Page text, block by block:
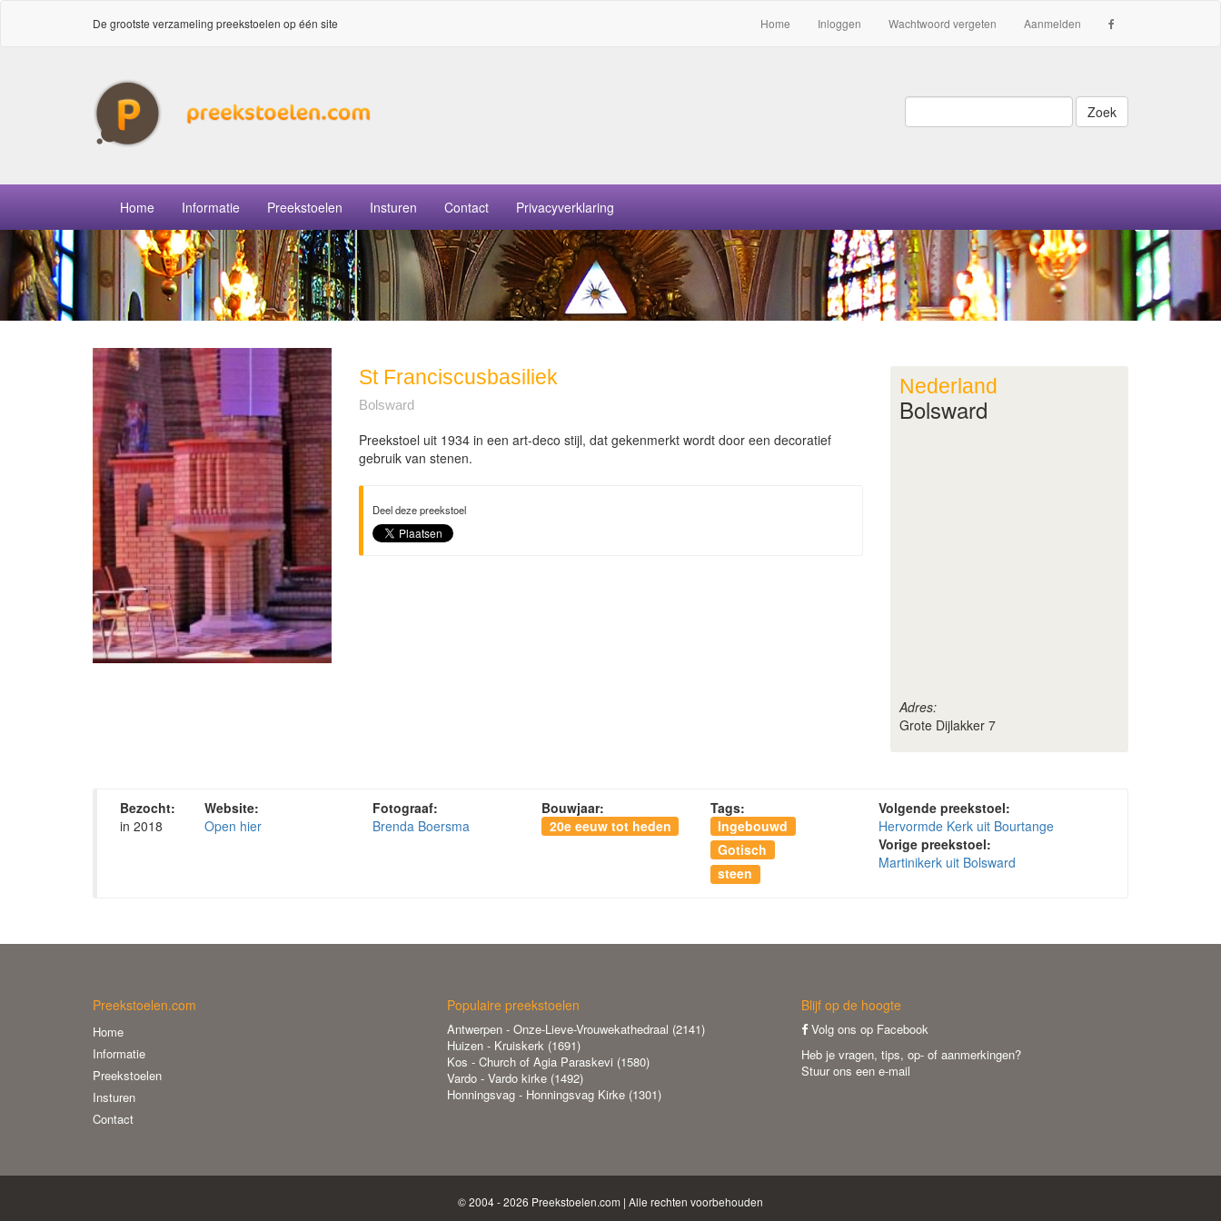
De grootste verzameling preekstoelen op één site Home Inloggen Wachtwoord vergeten Aanmelden
Zoek
Home Informatie Preekstoelen Insturen Contact Privacyverklaring
St Franciscusbasiliek
Bolsward
Preekstoel uit 1934 in een art-deco stijl, dat gekenmerkt wordt door een decoratief
gebruik van stenen.
Deel deze preekstoel
Nederland
Bolsward
Adres:
Grote Dijlakker 7
Bezocht:
in 2018
Website:
Open hier
Fotograaf:
Brenda Boersma
Bouwjaar:
20e eeuw tot heden
Tags:
Ingebouwd
Gotisch
steen
Volgende preekstoel:
Hervormde Kerk uit Bourtange
Vorige preekstoel:
Martinikerk uit Bolsward
Preekstoelen.com
Home
Informatie
Preekstoelen
Insturen
Contact
Populaire preekstoelen
Antwerpen - Onze-Lieve-Vrouwekathedraal (2141)
Huizen - Kruiskerk (1691)
Kos - Church of Agia Paraskevi (1580)
Vardo - Vardo kirke (1492)
Honningsvag - Honningsvag Kirke (1301)
Blijf op de hoogte
Volg ons op Facebook
Heb je vragen, tips, op- of aanmerkingen?
Stuur ons een e-mail
© 2004 - 2026 Preekstoelen.com | Alle rechten voorbehouden